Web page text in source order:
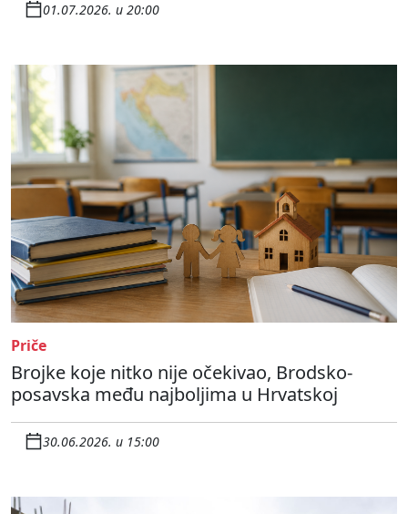
01.07.2026. u 20:00
Priče
Brojke koje nitko nije očekivao, Brodsko-
posavska među najboljima u Hrvatskoj
30.06.2026. u 15:00